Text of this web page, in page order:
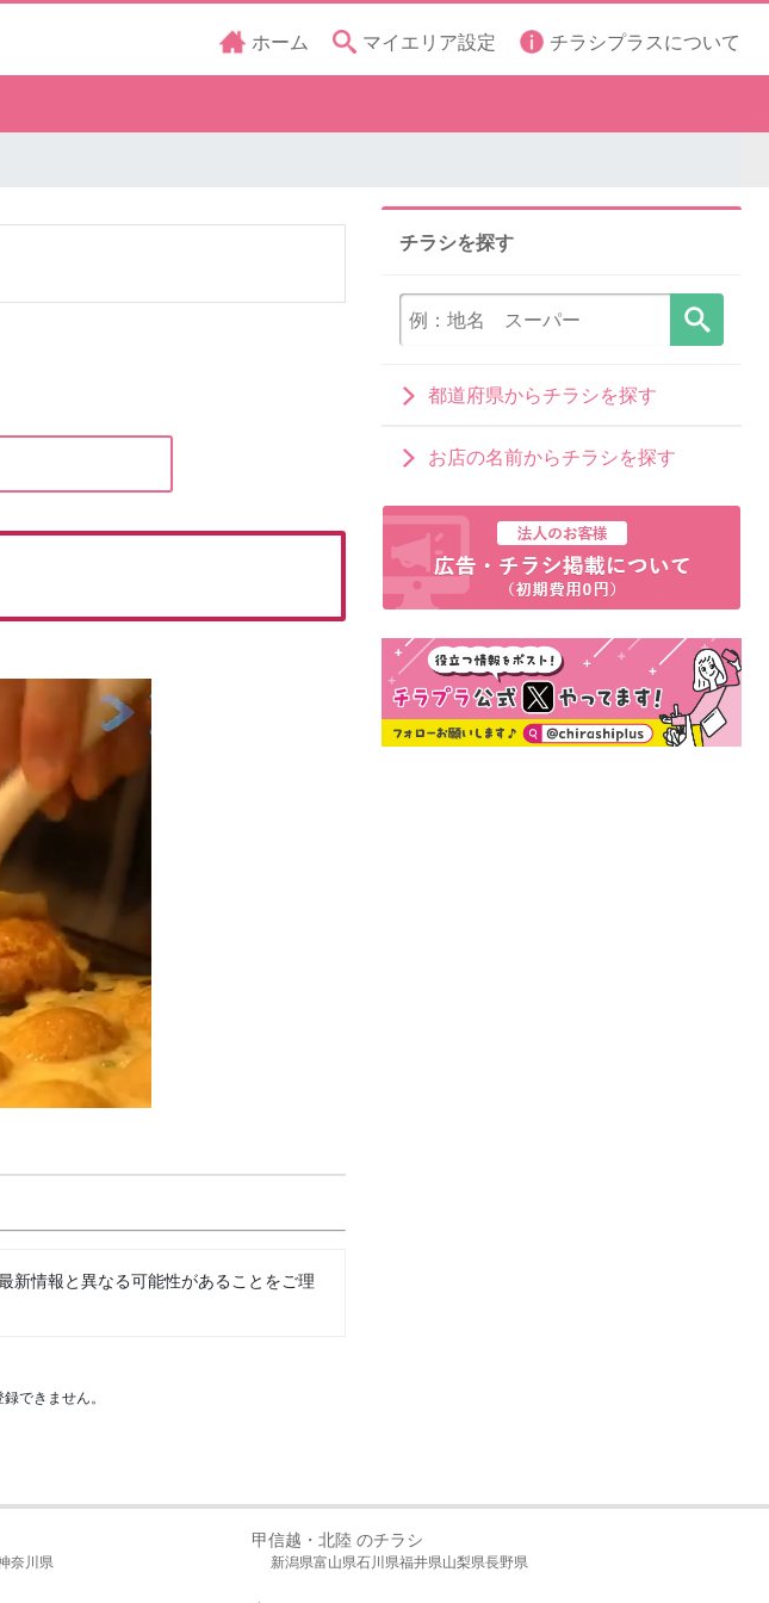
ホーム マイエリア設定 チラシプラスについて
新情報と異なる可能性があることをご理
できません。
チラシを探す
都道府県からチラシを探す
お店の名前からチラシを探す
奈川県
甲信越・北陸 のチラシ
新潟県富山県石川県福井県山梨県長野県